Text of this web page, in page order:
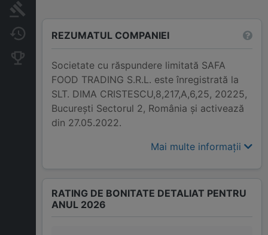
Modificări
REZUMATUL COMPANIEI
Societate cu răspundere limitată SAFA
FOOD TRADING S.R.L. este înregistrată la
SLT. DIMA CRISTESCU,8,217,A,6,25, 20225,
Bucureşti Sectorul 2, România și activează
din 27.05.2022.
Mai multe informații
RATING DE BONITATE DETALIAT PENTRU
ANUL 2026